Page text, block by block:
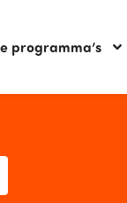
programma’s